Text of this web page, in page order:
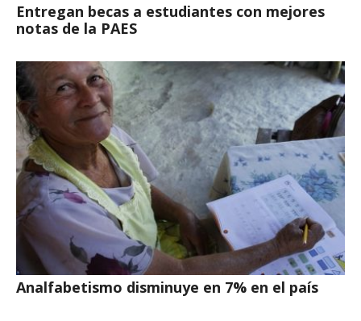
Entregan becas a estudiantes con mejores
notas de la PAES
Analfabetismo disminuye en 7% en el país